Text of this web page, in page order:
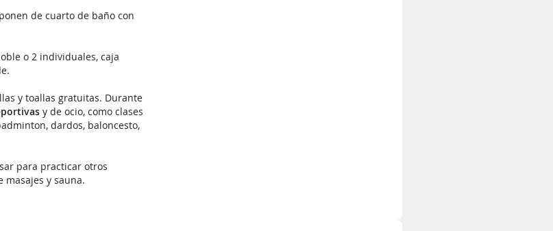
de cuarto de baño con
o 2 individuales, caja
y toallas gratuitas. Durante
y de ocio, como clases
dardos, baloncesto,
para practicar otros
masajes y sauna.